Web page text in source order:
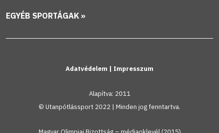
EGYÉB SPORTÁGAK »
Adatvédelem | Impresszum
Alapítva: 2011
© Utanpótlássport 2022 | Minden jog fenntartva.